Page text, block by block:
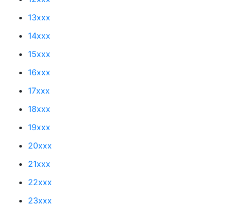
13xxx
14xxx
15xxx
16xxx
17xxx
18xxx
19xxx
20xxx
21xxx
22xxx
23xxx